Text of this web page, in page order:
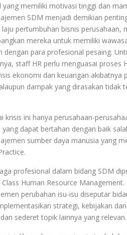
memiliki motivasi tinggi dan
SDM menjadi demikian
pertumbuhan bisnis
mereka untuk memiliki
dengan para profesional pesaing.
staff HR perlu menguasai proses
ekonomi dan keuangan
dampak yang dirasakan tidak
krisis ini hanya perusahaan-
dapat bertahan dengan baik
sumber daya manusia yang
profesional dalam bidang SDM
Human Resource
perubahan isu-isu diseputar
strategi, kebijakan
sederet topik lainnya yang relevan.